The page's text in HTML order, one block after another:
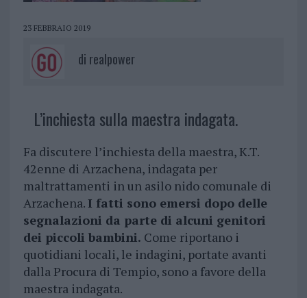
23 FEBBRAIO 2019
di realpower
L’inchiesta sulla maestra indagata.
Fa discutere l’inchiesta della maestra, K.T.
42enne di Arzachena, indagata per
maltrattamenti in un asilo nido comunale di
Arzachena. I fatti sono emersi dopo delle
segnalazioni da parte di alcuni genitori
dei piccoli bambini. Come riportano i
quotidiani locali, le indagini, portate avanti
dalla Procura di Tempio, sono a favore della
maestra indagata.